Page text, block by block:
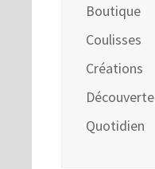
Boutique
Coulisses
Créations
Découverte
Quotidien